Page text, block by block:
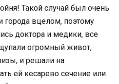
Такой случай был очень
города вцелом, поэтому
доктора и медики, все
огромный живот,
и решали на
ей кесарево сечение или